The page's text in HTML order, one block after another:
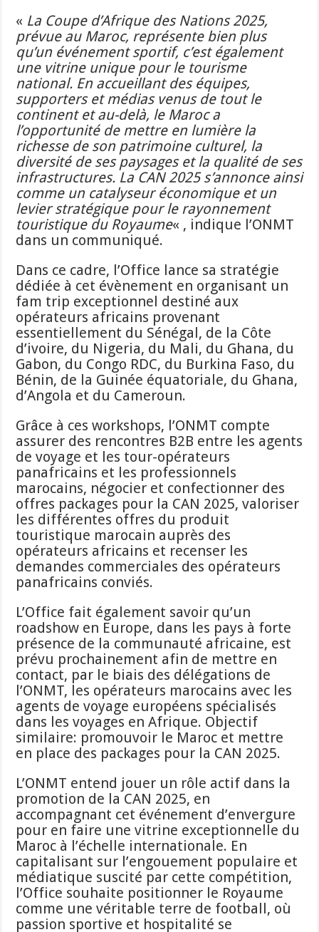
« La Coupe d’Afrique des Nations 2025,
prévue au Maroc, représente bien plus
qu’un événement sportif, c’est également
une vitrine unique pour le tourisme
national. En accueillant des équipes,
supporters et médias venus de tout le
continent et au-delà, le Maroc a
l’opportunité de mettre en lumière la
richesse de son patrimoine culturel, la
diversité de ses paysages et la qualité de ses
infrastructures. La CAN 2025 s’annonce ainsi
comme un catalyseur économique et un
levier stratégique pour le rayonnement
touristique du Royaume« , indique l’ONMT
dans un communiqué.
Dans ce cadre, l’Office lance sa stratégie
dédiée à cet évènement en organisant un
fam trip exceptionnel destiné aux
opérateurs africains provenant
essentiellement du Sénégal, de la Côte
d’ivoire, du Nigeria, du Mali, du Ghana, du
Gabon, du Congo RDC, du Burkina Faso, du
Bénin, de la Guinée équatoriale, du Ghana,
d’Angola et du Cameroun.
Grâce à ces workshops, l’ONMT compte
assurer des rencontres B2B entre les agents
de voyage et les tour-opérateurs
panafricains et les professionnels
marocains, négocier et confectionner des
offres packages pour la CAN 2025, valoriser
les différentes offres du produit
touristique marocain auprès des
opérateurs africains et recenser les
demandes commerciales des opérateurs
panafricains conviés.
L’Office fait également savoir qu’un
roadshow en Europe, dans les pays à forte
présence de la communauté africaine, est
prévu prochainement afin de mettre en
contact, par le biais des délégations de
l’ONMT, les opérateurs marocains avec les
agents de voyage européens spécialisés
dans les voyages en Afrique. Objectif
similaire: promouvoir le Maroc et mettre
en place des packages pour la CAN 2025.
L’ONMT entend jouer un rôle actif dans la
promotion de la CAN 2025, en
accompagnant cet événement d’envergure
pour en faire une vitrine exceptionnelle du
Maroc à l’échelle internationale. En
capitalisant sur l’engouement populaire et
médiatique suscité par cette compétition,
l’Office souhaite positionner le Royaume
comme une véritable terre de football, où
passion sportive et hospitalité se